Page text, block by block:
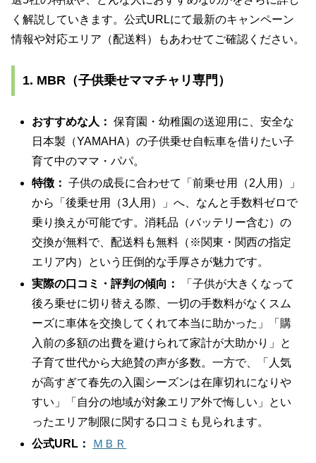
く解説していきます。公式URLにて最新のキャンペーン
情報や対応エリア（配送料）もあわせてご確認ください。
1. MBR（子供乗せママチャリ専門）
おすすめな人： 保育園・幼稚園の送迎用に、安全な
日本製（YAMAHA）の子供乗せ自転車を借りたい子
育て中のママ・パパ。
特徴： 子供の成長に合わせて「前乗せ用（2人用）」
から「後乗せ用（3人用）」へ、なんと手数料ゼロで
乗り換えが可能です。消耗品（バッテリー含む）の
交換が無料で、配送料も無料（※関東・関西の指定
エリア内）という圧倒的な手厚さが魅力です。
実際の口コミ・評判の傾向：
「子供が大きくなって
後ろ乗せに切り替える際、一切の手数料がなくスム
ーズに車体を交換してくれて本当に助かった」「購
入前の多額の出費を避けられて家計が大助かり」と
子育て世代から大絶賛の声が多数。一方で、「人気
が高すぎて春先の入園シーズンは在庫切れになりや
すい」「自分の地域が対象エリア外で悔しい」とい
ったエリア制限に関する口コミも見られます。
公式URL：
ＭＢＲ